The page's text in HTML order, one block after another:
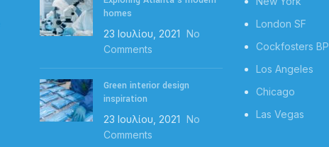
homes
23 Ιουλίου, 2021 No
Comments
Green interior design
inspiration
23 Ιουλίου, 2021 No
Comments
London SF
Cockfosters BP
Los Angeles
Chicago
Las Vegas